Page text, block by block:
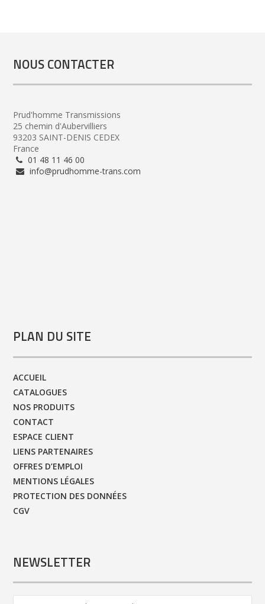
NOUS CONTACTER
Prud'homme Transmissions
25 chemin d'Aubervilliers
93203 SAINT-DENIS CEDEX
France
01 48 11 46 00
info@prudhomme-trans.com
PLAN DU SITE
ACCUEIL
CATALOGUES
NOS PRODUITS
CONTACT
ESPACE CLIENT
LIENS PARTENAIRES
OFFRES D’EMPLOI
MENTIONS LÉGALES
PROTECTION DES DONNÉES
CGV
NEWSLETTER